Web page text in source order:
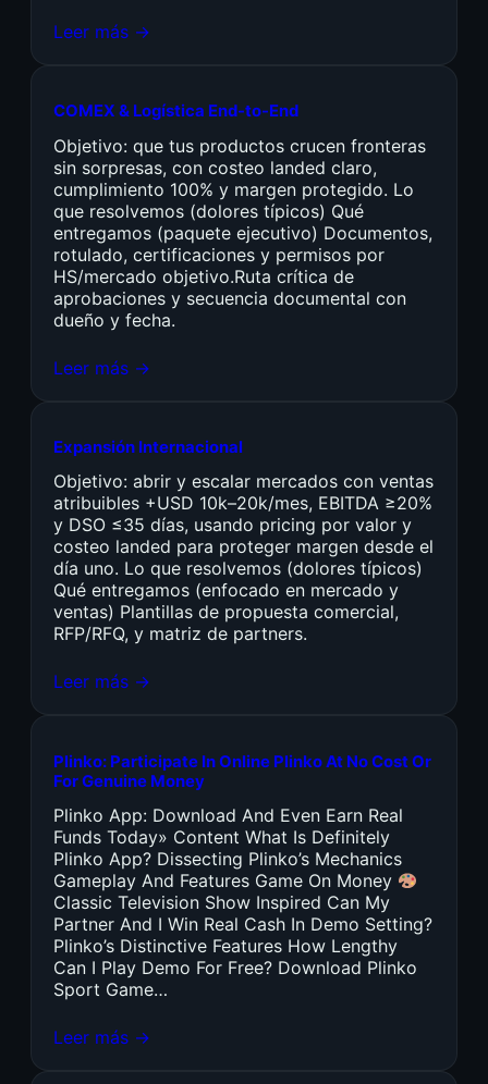
Leer más →
COMEX & Logística End-to-End
Objetivo: que tus productos crucen fronteras
sin sorpresas, con costeo landed claro,
cumplimiento 100% y margen protegido. Lo
que resolvemos (dolores típicos) Qué
entregamos (paquete ejecutivo) Documentos,
rotulado, certificaciones y permisos por
HS/mercado objetivo.Ruta crítica de
aprobaciones y secuencia documental con
dueño y fecha.
Leer más →
Expansión Internacional
Objetivo: abrir y escalar mercados con ventas
atribuibles +USD 10k–20k/mes, EBITDA ≥20%
y DSO ≤35 días, usando pricing por valor y
costeo landed para proteger margen desde el
día uno. Lo que resolvemos (dolores típicos)
Qué entregamos (enfocado en mercado y
ventas) Plantillas de propuesta comercial,
RFP/RFQ, y matriz de partners.
Leer más →
Plinko: Participate In Online Plinko At No Cost Or
For Genuine Money
Plinko App: Download And Even Earn Real
Funds Today» Content What Is Definitely
Plinko App? Dissecting Plinko’s Mechanics
Gameplay And Features Game On Money
Classic Television Show Inspired Can My
Partner And I Win Real Cash In Demo Setting?
Plinko’s Distinctive Features How Lengthy
Can I Play Demo For Free? Download Plinko
Sport Game…
Leer más →